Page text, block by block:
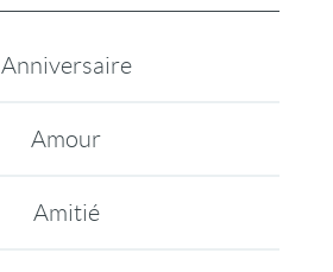
Anniversaire
Amour
Amitié